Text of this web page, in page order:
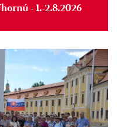
- 1.-2.8.2026